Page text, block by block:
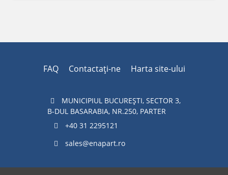
FAQ Contactaţi-ne Harta site-ului
MUNICIPIUL BUCUREŞTI, SECTOR 3,
B-DUL BASARABIA, NR.250, PARTER
+40 31 2295121
sales@enapart.ro